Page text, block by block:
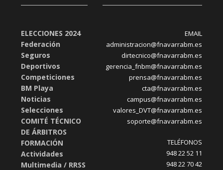
ELECCIONES 2024
Federación
Seguros
Deportivos
Competiciones
BM Playa
Noticias
Selecciones
COMITÉ TÉCNICO
DE ÁRBITROS
FORMACIÓN
Actividades
Multimedia / RRSS
EMAIL
administracion@fnavarrabm.es
dirtecnico@fnavarrabm.es
gerencia_fnbm@fnavarrabm.es
prensa@fnavarrabm.es
cta@fnavarrabm.es
campus@fnavarrabm.es
valores_DVT@fnavarrabm.es
soporte@fnavarrabm.es
TELÉFONOS
948 22 52 11
948 22 70 42